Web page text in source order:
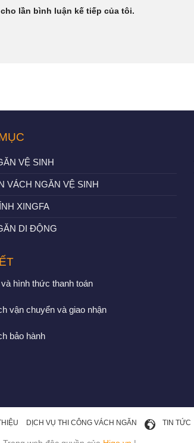
lần bình luận kế tiếp của tôi.
VỆ SINH
VÁCH NGĂN VỆ SINH
XINGFA
DI ĐỘNG
hình thức thanh toán
vận chuyển và giao nhận
bảo hành
DỊCH VỤ THI CÔNG VÁCH NGĂN TIN TỨC